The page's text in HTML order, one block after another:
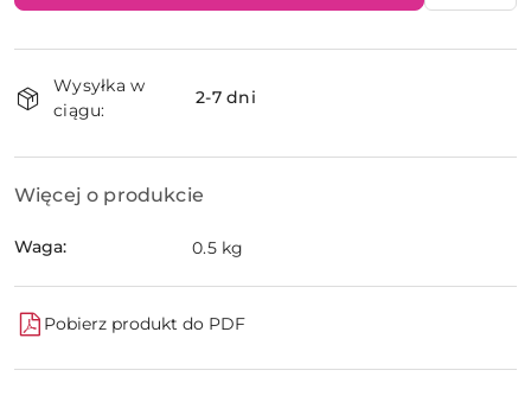
i
dostawa
Wysyłka w
ciągu:
2-7 dni
Więcej o produkcie
Waga: 0.5 kg
Pobierz produkt do PDF